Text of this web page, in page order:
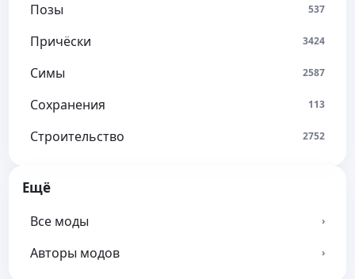
Позы 537
Причёски 3424
Симы 2587
Сохранения 113
Строительство 2752
Ещё
Все моды ›
Авторы модов ›